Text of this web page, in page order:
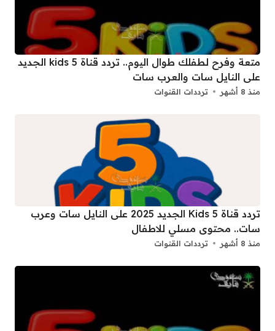
متعة وفرح لطفلك طوال اليوم.. تردد قناة 5 kids الجديد
على النايل سات والعرب سات
منذ 8 أشهر ترددات القنوات
تردد قناة 5 Kids الجديد 2025 على النايل سات وعرب
سات.. محتوى مسلي للاطفال
منذ 8 أشهر ترددات القنوات